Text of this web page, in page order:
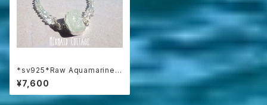
*sv925*Raw Aquamarine
Ocean Bracelet ☆アクアマリ
ン原石
¥7,600